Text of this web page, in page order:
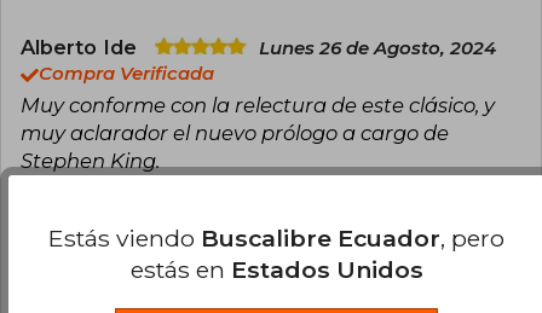
Alberto Ide
Lunes 26 de Agosto, 2024
Compra Verificada
Muy conforme con la relectura de este clásico, y
muy aclarador el nuevo prólogo a cargo de
Stephen King.
Daniela Alcalde
Domingo 18 de Agosto,
Estás viendo Buscalibre Ecuador, pero
estás en Estados Unidos